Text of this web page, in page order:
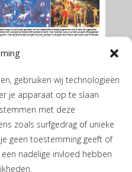
gebruiken wij technologieën
je apparaat op te slaan
met deze
zoals surfgedrag of unieke
geen toestemming geeft of
nadelige invloed hebben
mei 2026